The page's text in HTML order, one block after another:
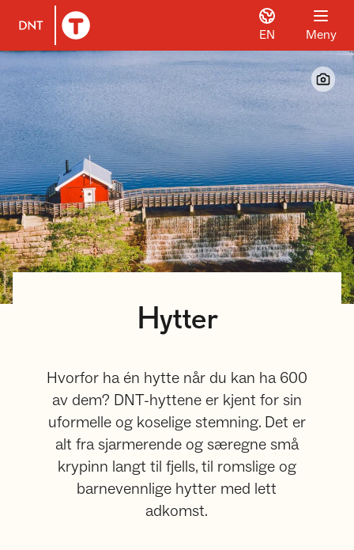
Til DNT.no forside
EN Meny
Hytter
Hvorfor ha én hytte når du kan ha 600
av dem? DNT-hyttene er kjent for sin
uformelle og koselige stemning. Det er
alt fra sjarmerende og særegne små
krypinn langt til fjells, til romslige og
barnevennlige hytter med lett
adkomst.